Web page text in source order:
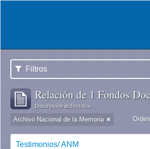
Filtros
Relación de 1 Fondos
Descripción archivística
Archivo Nacional de la Memoria
Testimonios/ ANM